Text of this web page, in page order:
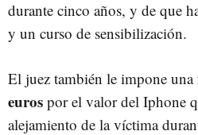
durante cinco años, y de que
y un curso de sensibilización.
El juez también le impone una
euros por el valor del Iphone
alejamiento de la víctima